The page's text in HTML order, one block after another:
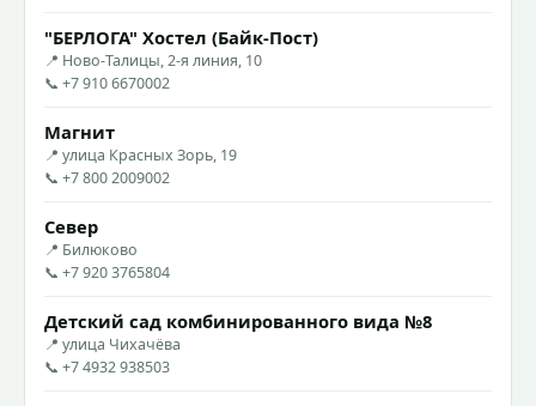
"БЕРЛОГА" Хостел (Байк-Пост)
📍 Ново-Талицы, 2-я линия, 10
📞 +7 910 6670002
Магнит
📍 улица Красных Зорь, 19
📞 +7 800 2009002
Север
📍 Билюково
📞 +7 920 3765804
Детский сад комбинированного вида №8
📍 улица Чихачёва
📞 +7 4932 938503